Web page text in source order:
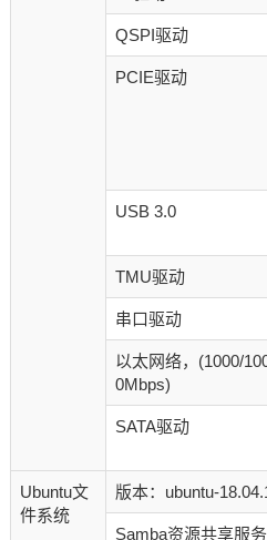
QSPI驱动
PCIE驱动
USB 3.0
TMU驱动
串口驱动
以太网络，(1000/
0Mbps)
SATA驱动
Ubuntu文
件系统
版本：ubuntu-
Samba资源共享服务